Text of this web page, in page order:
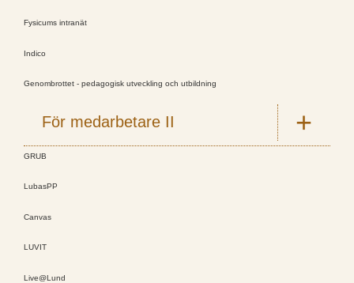
Fysicums intranät
Indico
Genombrottet - pedagogisk utveckling och utbildning
För medarbetare II
GRUB
LubasPP
Canvas
LUVIT
Live@Lund